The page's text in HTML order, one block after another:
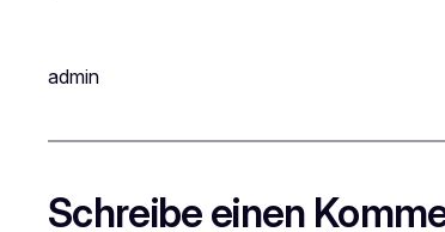
admin
Schreibe einen